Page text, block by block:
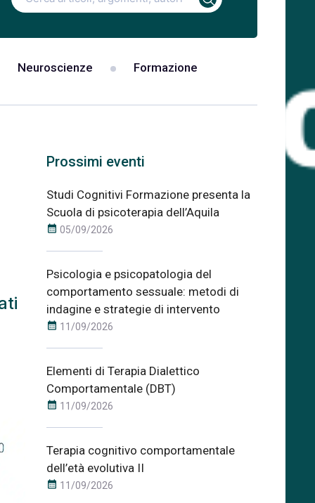
per:
Neuroscienze Formazione
Prossimi eventi
Studi Cognitivi Formazione presenta la
Scuola di psicoterapia dell’Aquila
calendar_month 05/09/2026
Psicologia e psicopatologia del
comportamento sessuale: metodi di
indagine e strategie di intervento
calendar_month 11/09/2026
Elementi di Terapia Dialettico
Comportamentale (DBT)
calendar_month 11/09/2026
Terapia cognitivo comportamentale
dell’età evolutiva II
calendar_month 11/09/2026